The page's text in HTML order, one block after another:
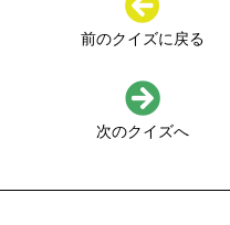
前のクイズに戻る
次のクイズへ